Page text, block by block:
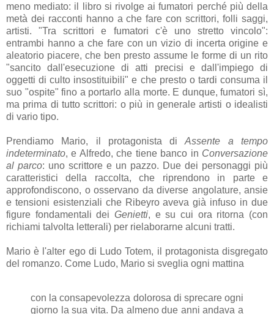
meno mediato: il libro si rivolge ai fumatori perché più della
metà dei racconti hanno a che fare con scrittori, folli saggi,
artisti. "Tra scrittori e fumatori c'è uno stretto vincolo":
entrambi hanno a che fare con un vizio di incerta origine e
aleatorio piacere, che ben presto assume le forme di un rito
"sancito dall'esecuzione di atti precisi e dall'impiego di
oggetti di culto insostituibili" e che presto o tardi consuma il
suo "ospite" fino a portarlo alla morte. E dunque, fumatori sì,
ma prima di tutto scrittori: o più in generale artisti o idealisti
di vario tipo.
Prendiamo Mario, il protagonista diAssente a tempo
indeterminato, e Alfredo, che tiene banco in Conversazione
al parco: uno scrittore e un pazzo. Due dei personaggi più
caratteristici della raccolta, che riprendono in parte e
approfondiscono, o osservano da diverse angolature, ansie
e tensioni esistenziali che Ribeyro aveva già infuso in due
figure fondamentali dei Genietti, e su cui ora ritorna (con
richiami talvolta letterali) per rielaborarne alcuni tratti.
Mario è l'alter ego di Ludo Totem, il protagonista disgregato
del romanzo. Come Ludo, Mario si sveglia ogni mattina
con la consapevolezza dolorosa di sprecare ogni
giorno la sua vita. Da almeno due anni andava a